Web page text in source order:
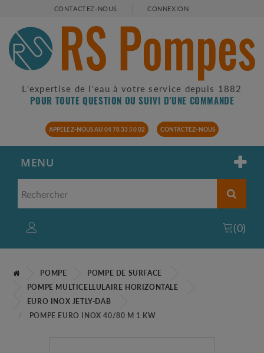
CONTACTEZ-NOUS CONNEXION
L'expertise de l'eau à votre service depuis 1882
POUR TOUTE QUESTION OU SUIVI D'UNE COMMANDE
APPELEZ-NOUS AU 04 78 33 50 02 CONTACTEZ-NOUS
MENU
(0)
POMPE
POMPE DE SURFACE
POMPE MULTICELLULAIRE HORIZONTALE
EURO INOX JETLY-DAB
POMPE EURO INOX 40/80 M 1 KW